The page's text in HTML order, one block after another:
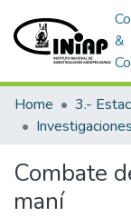
&
Home
Combate
maní